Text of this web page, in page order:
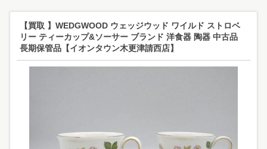
【買取 】WEDGWOOD ウェッジウッド ワイルド ストロベ
リー ティーカップ&ソーサー ブランド 洋食器 陶器 中古品
長期保管品【イオンタウン木更津請西店】